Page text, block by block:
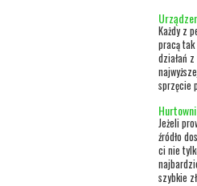
Każdy z
pracą tak
działań
sprzęcie
Jeżeli
źródło
ci nie
szybkie